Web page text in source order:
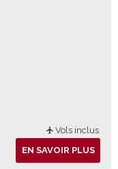
Vols inclus
EN SAVOIR PLUS